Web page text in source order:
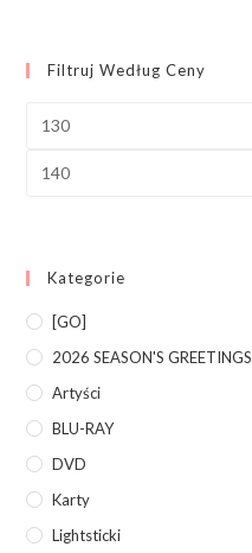
Filtruj Według Ceny
Kategorie
[GO]
2026 SEASON'S GREETINGS
Artyści
BLU-RAY
DVD
Karty
Lightsticki